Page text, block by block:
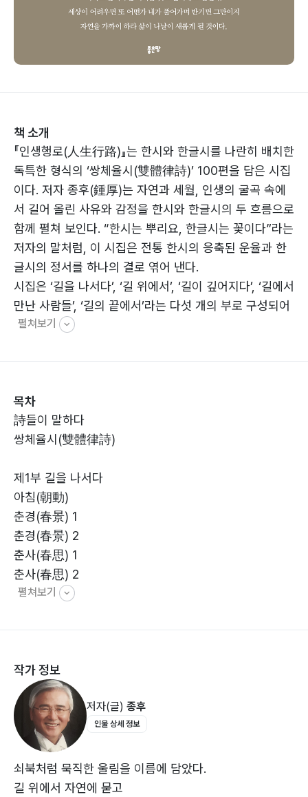
책 소개
『인생행로(人生行路)』는 한시와 한글시를 나란히 배치한
독특한 형식의 ‘쌍체율시(雙體律詩)’ 100편을 담은 시집
이다. 저자 종후(鍾厚)는 자연과 세월, 인생의 굴곡 속에
서 길어 올린 사유와 감정을 한시와 한글시의 두 흐름으로
함께 펼쳐 보인다. “한시는 뿌리요, 한글시는 꽃이다”라는
저자의 말처럼, 이 시집은 전통 한시의 응축된 운율과 한
글시의 정서를 하나의 결로 엮어 낸다.
시집은 ‘길을 나서다’, ‘길 위에서’, ‘길이 깊어지다’, ‘길에서
만난 사람들’, ‘길의 끝에서’라는 다섯 개의 부로 구성되어
있다. 계절, 산과 물, 구름과 달, 고향과 가족, 늙음과 깨달
펼쳐보기
목차
詩들이 말하다
쌍체율시(雙體律詩)
제1부 길을 나서다
아침(朝動)
춘경(春景) 1
춘경(春景) 2
춘사(春思) 1
춘사(春思) 2
봄비(春雨)
집(家)
윤사월(閏四月)
제2부 길 위에서
저녁(夕景)
밤(夜靜)
가을 달밤(秋月夜)
펼쳐보기
작가 정보
저자(글) 종후
인물 상세 정보
쇠북처럼 묵직한 울림을 이름에 담았다.
길 위에서 자연에 묻고